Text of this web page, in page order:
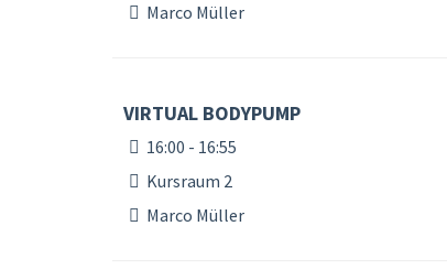
Marco Müller
VIRTUAL BODYPUMP
16:00 - 16:55
Kursraum 2
Marco Müller